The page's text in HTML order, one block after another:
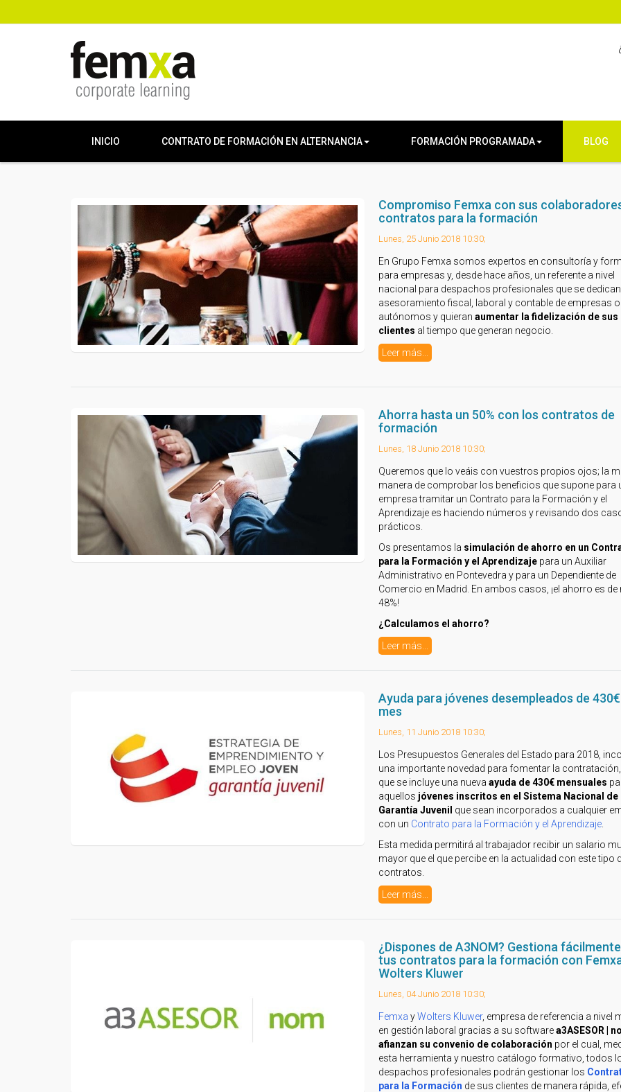
INICIO CONTRATO DE FORMACIÓN EN ALTERNANCIA FORMACIÓN PROGRAMADA BLOG
Compromiso Femxa con sus
contratos para la formación
Lunes, 25 Junio 2018 10:30;
En Grupo Femxa somos expertos en consultoría y
para empresas y, desde hace años, un referente a nivel
nacional para despachos profesionales que se dedican
asesoramiento fiscal, laboral y contable de empresas o
autónomos y quieran aumentar la fidelización de sus
clientes al tiempo que generan negocio.
Leer más...
Ahorra hasta un 50% con los contratos de
formación
Lunes, 18 Junio 2018 10:30;
Queremos que lo veáis con vuestros propios ojos; la
manera de comprobar los beneficios que supone para
empresa tramitar un Contrato para la Formación y el
Aprendizaje es haciendo números y revisando dos
prácticos.
Os presentamos la simulación de ahorro en un
para la Formación y el Aprendizaje para un Auxiliar
Administrativo en Pontevedra y para un Dependiente de
Comercio en Madrid. En ambos casos, ¡el ahorro es de
48%!
¿Calculamos el ahorro?
Leer más...
Ayuda para jóvenes desempleados de 430€
mes
Lunes, 11 Junio 2018 10:30;
Los Presupuestos Generales del Estado para 2018,
una importante novedad para fomentar la
que se incluye una nueva ayuda de 430€ mensuales
aquellos jóvenes inscritos en el Sistema Nacional de
Garantía Juvenil que sean incorporados a cualquier
con un Contrato para la Formación y el Aprendizaje.
Esta medida permitirá al trabajador recibir un salario
mayor que el que percibe en la actualidad con este tipo
contratos.
Leer más...
¿Dispones de A3NOM? Gestiona fácilmente
tus contratos para la formación con
Wolters Kluwer
Lunes, 04 Junio 2018 10:30;
Femxa yWolters Kluwer, empresa de referencia a nivel
en gestión laboral gracias a su softwarea3ASESOR |
afianzan su convenio de colaboración por el cual,
esta herramienta y nuestro catálogo formativo, todos
despachos profesionales podrán gestionar los
para la Formación de sus clientes de manera rápida,